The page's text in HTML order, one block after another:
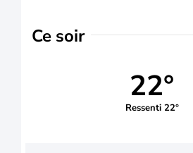
Ce soir
22°
Ressenti 22°